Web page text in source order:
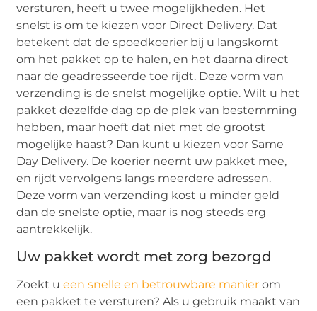
versturen, heeft u twee mogelijkheden. Het
snelst is om te kiezen voor Direct Delivery. Dat
betekent dat de spoedkoerier bij u langskomt
om het pakket op te halen, en het daarna direct
naar de geadresseerde toe rijdt. Deze vorm van
verzending is de snelst mogelijke optie. Wilt u het
pakket dezelfde dag op de plek van bestemming
hebben, maar hoeft dat niet met de grootst
mogelijke haast? Dan kunt u kiezen voor Same
Day Delivery. De koerier neemt uw pakket mee,
en rijdt vervolgens langs meerdere adressen.
Deze vorm van verzending kost u minder geld
dan de snelste optie, maar is nog steeds erg
aantrekkelijk.
Uw pakket wordt met zorg bezorgd
Zoekt ueen snelle en betrouwbare manier om
een pakket te versturen? Als u gebruik maakt van